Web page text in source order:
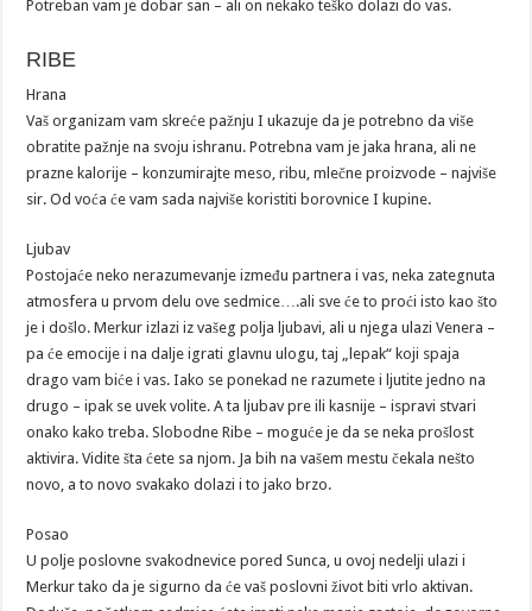
Potreban vam je dobar san – ali on nekako teško dolazi do vas.
RIBE
Hrana
Vaš organizam vam skreće pažnju I ukazuje da je potrebno da više
obratite pažnje na svoju ishranu. Potrebna vam je jaka hrana, ali ne
prazne kalorije – konzumirajte meso, ribu, mlečne proizvode – najviše
sir. Od voća će vam sada najviše koristiti borovnice I kupine.
Ljubav
Postojaće neko nerazumevanje između partnera i vas, neka zategnuta
atmosfera u prvom delu ove sedmice….ali sve će to proći isto kao što
je i došlo. Merkur izlazi iz vašeg polja ljubavi, ali u njega ulazi Venera –
pa će emocije i na dalje igrati glavnu ulogu, taj „lepak“ koji spaja
drago vam biće i vas. Iako se ponekad ne razumete i ljutite jedno na
drugo – ipak se uvek volite. A ta ljubav pre ili kasnije – ispravi stvari
onako kako treba. Slobodne Ribe – moguće je da se neka prošlost
aktivira. Vidite šta ćete sa njom. Ja bih na vašem mestu čekala nešto
novo, a to novo svakako dolazi i to jako brzo.
Posao
U polje poslovne svakodnevice pored Sunca, u ovoj nedelji ulazi i
Merkur tako da je sigurno da će vaš poslovni život biti vrlo aktivan.